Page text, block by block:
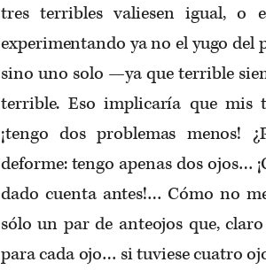
tres terribles valiesen igual, o
experimentando ya no el yugo del
sino uno solo —ya que terrible
terrible. Eso implicaría que mis
¡tengo dos problemas menos!
deforme: tengo apenas dos ojos…
dado cuenta antes!… Cómo no
sólo un par de anteojos que,
para cada ojo… si tuviese cuatro